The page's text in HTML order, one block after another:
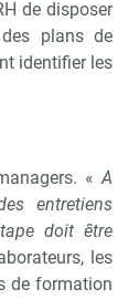
de disposer
plans de
identifier les
«A
entretiens
doit être
les
de formation
déciderai plus tard